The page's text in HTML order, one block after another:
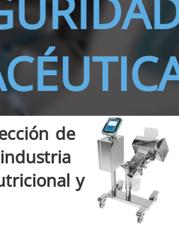
D25
THS/GMS21
THS/G21
de
y